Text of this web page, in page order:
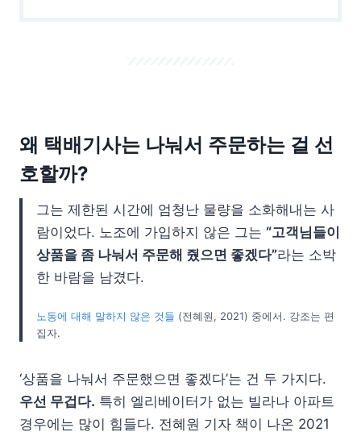
왜 택배기사는 나눠서 주문하는 걸 선
호할까?
그는 제한된 시간에 엄청난 물량을 소화해내는 사
람이었다. 노조에 가입하지 않은 그는 “고객님들이
상품을 좀 나눠서 주문해 줬으면 좋겠다”라는 소박
한 바람을 남겼다.
노동에 대해 말하지 않은 것들 (전혜원, 2021) 중에서. 강조는 편
집자.
‘상품을 나눠서 주문했으면 좋겠다’는 건 두 가지다.
우선 무겁다. 특히 엘리베이터가 없는 빌라나 아파트
경우에는 많이 힘들다. 전혜원 기자 책이 나온 2021